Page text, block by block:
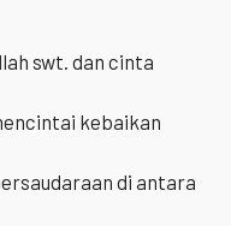
swt. dan cinta
kebaikan
di antara